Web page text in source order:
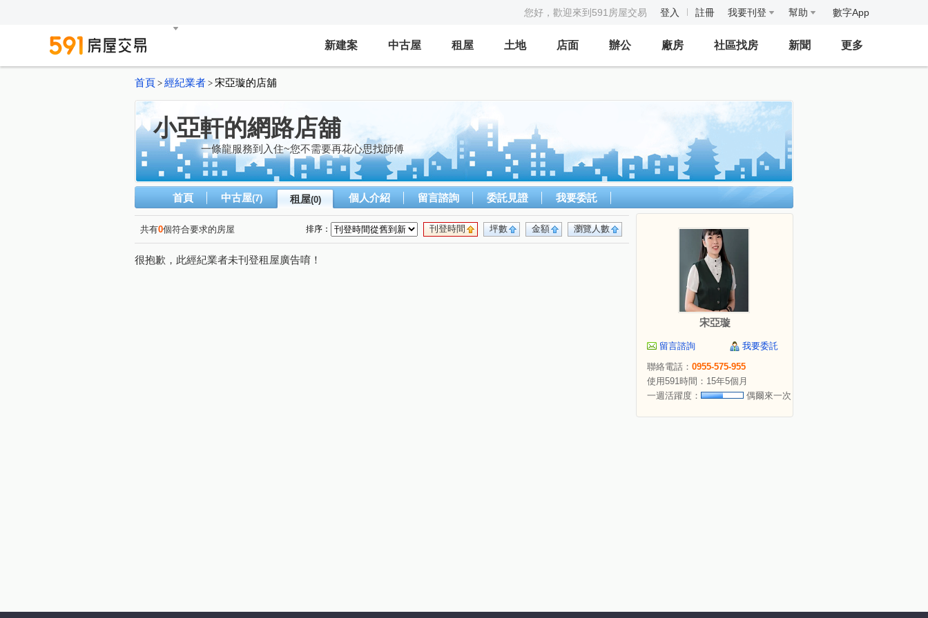
您好，歡迎來到591房屋交易 登入 註冊 我要刊登 幫助 數字App
新建案 中古屋 租屋 土地 店面 辦公 廠房 社區找房 新聞 更多
首頁 > 經紀業者 > 宋亞璇的店舖
小亞軒的網路店舖
一條龍服務到入住~您不需要再花心思找師傅
首頁 中古屋(7) 租屋(0) 個人介紹 留言諮詢 委託見證 我要委託
共有0個符合要求的房屋 瀏覽人數
金額
坪數
刊登時間
排序：
很抱歉，此經紀業者未刊登租屋廣告唷！
宋亞璇
留言諮詢
我要委託
聯絡電話： 0955-575-955
使用591時間：15年5個月
一週活躍度：
偶爾來一次